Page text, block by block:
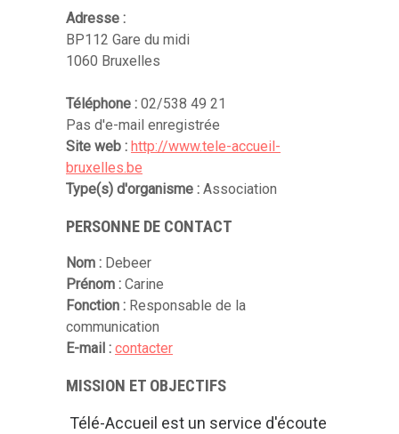
Adresse :
BP112 Gare du midi
1060 Bruxelles
Téléphone : 02/538 49 21
Pas d'e-mail enregistrée
Site web : http://www.tele-accueil-
bruxelles.be
Type(s) d'organisme : Association
PERSONNE DE CONTACT
Nom : Debeer
Prénom : Carine
Fonction : Responsable de la
communication
E-mail : contacter
MISSION ET OBJECTIFS
Télé-Accueil est un service d'écoute